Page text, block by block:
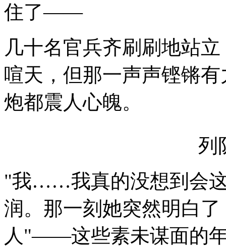
住了——
几十名官兵齐刷刷地站
喧天，但那一声声铿锵
炮都震人心魄。
列
"我……我真的没想到会
润。那一刻她突然明白
人"——这些素未谋面的